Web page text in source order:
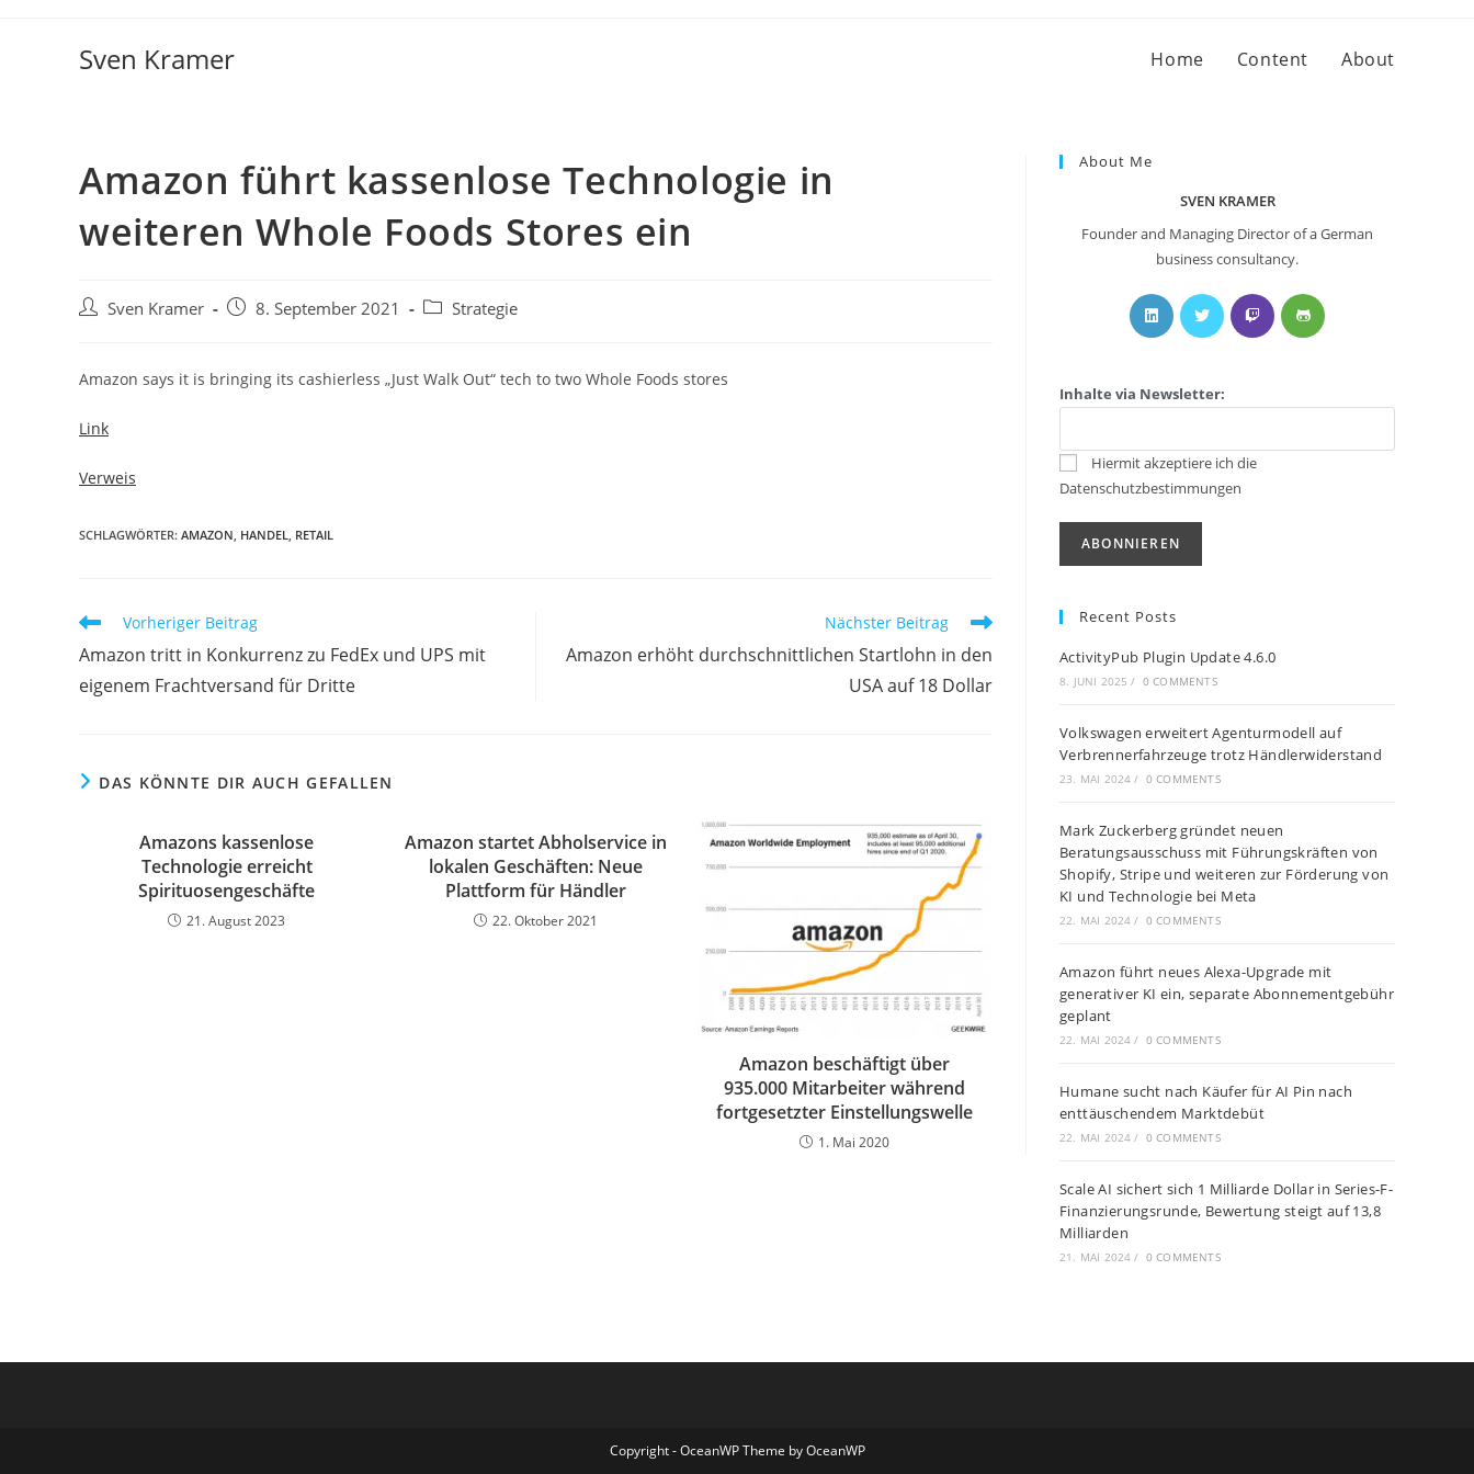
Sven Kramer Home Content About
Amazon führt kassenlose Technologie in
weiteren Whole Foods Stores ein
Sven Kramer 8. September 2021 Strategie
Amazon says it is bringing its cashierless „Just Walk Out“ tech to two Whole Foods stores
Link
Verweis
SCHLAGWÖRTER: AMAZON, HANDEL, RETAIL
Vorheriger Beitrag
Amazon tritt in Konkurrenz zu FedEx und UPS mit
eigenem Frachtversand für Dritte
Nächster Beitrag
Amazon erhöht durchschnittlichen Startlohn in den
USA auf 18 Dollar
DAS KÖNNTE DIR AUCH GEFALLEN
Amazons kassenlose
Technologie erreicht
Spirituosengeschäfte
21. August 2023
Amazon startet Abholservice in
lokalen Geschäften: Neue
Plattform für Händler
22. Oktober 2021
Amazon beschäftigt über
935.000 Mitarbeiter während
fortgesetzter Einstellungswelle
1. Mai 2020
About Me
SVEN KRAMER
Founder and Managing Director of a German
business consultancy.
Inhalte via Newsletter:
Hiermit akzeptiere ich die
Datenschutzbestimmungen
Recent Posts
ActivityPub Plugin Update 4.6.0
8. JUNI 2025 / 0 COMMENTS
Volkswagen erweitert Agenturmodell auf
Verbrennerfahrzeuge trotz Händlerwiderstand
23. MAI 2024 / 0 COMMENTS
Mark Zuckerberg gründet neuen
Beratungsausschuss mit Führungskräften von
Shopify, Stripe und weiteren zur Förderung von
KI und Technologie bei Meta
22. MAI 2024 / 0 COMMENTS
Amazon führt neues Alexa-Upgrade mit
generativer KI ein, separate Abonnementgebühr
geplant
22. MAI 2024 / 0 COMMENTS
Humane sucht nach Käufer für AI Pin nach
enttäuschendem Marktdebüt
22. MAI 2024 / 0 COMMENTS
Scale AI sichert sich 1 Milliarde Dollar in Series-F-
Finanzierungsrunde, Bewertung steigt auf 13,8
Milliarden
21. MAI 2024 / 0 COMMENTS
Copyright - OceanWP Theme by OceanWP